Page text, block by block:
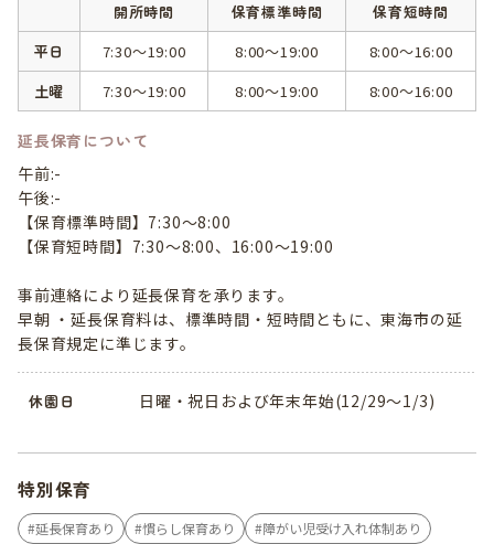
開所時間 保育標準時間
保育短時間
平日
7:30～19:00 8:00～19:00
8:00～16:00
土曜
7:30～19:00 8:00～19:00 8:00～16:00
延長保育について
午前:-
午後:-
【保育標準時間】7:30～8:00
【保育短時間】7:30～8:00、16:00～19:00
事前連絡により延長保育を承ります。
早朝 ・延長保育料は、標準時間・短時間ともに、東海市の延
長保育規定に準じます。
休園日 日曜・祝日および年末年始(12/29～1/3)
特別保育
延長保育あり 慣らし保育あり 障がい児受け入れ体制あり